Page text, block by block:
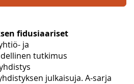
fidusiaariset
ja
tutkimus
julkaisuja. A-sarja